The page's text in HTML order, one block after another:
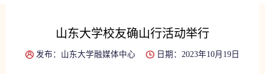
山东大学校友确山行活动举行
发布：山东大学融媒体中心 日期：2023年10月19日